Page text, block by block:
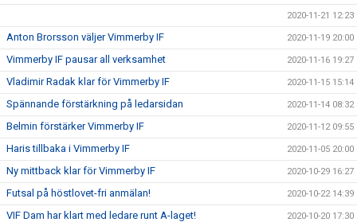
2020-11-21 12:23
Anton Brorsson väljer Vimmerby IF 2020-11-19 20:00
Vimmerby IF pausar all verksamhet 2020-11-16 19:27
Vladimir Radak klar för Vimmerby IF 2020-11-15 15:14
Spännande förstärkning på ledarsidan 2020-11-14 08:32
Belmin förstärker Vimmerby IF 2020-11-12 09:55
Haris tillbaka i Vimmerby IF 2020-11-05 20:00
Ny mittback klar för Vimmerby IF 2020-10-29 16:27
Futsal på höstlovet-fri anmälan! 2020-10-22 14:39
VIF Dam har klart med ledare runt A-laget! 2020-10-20 17:30